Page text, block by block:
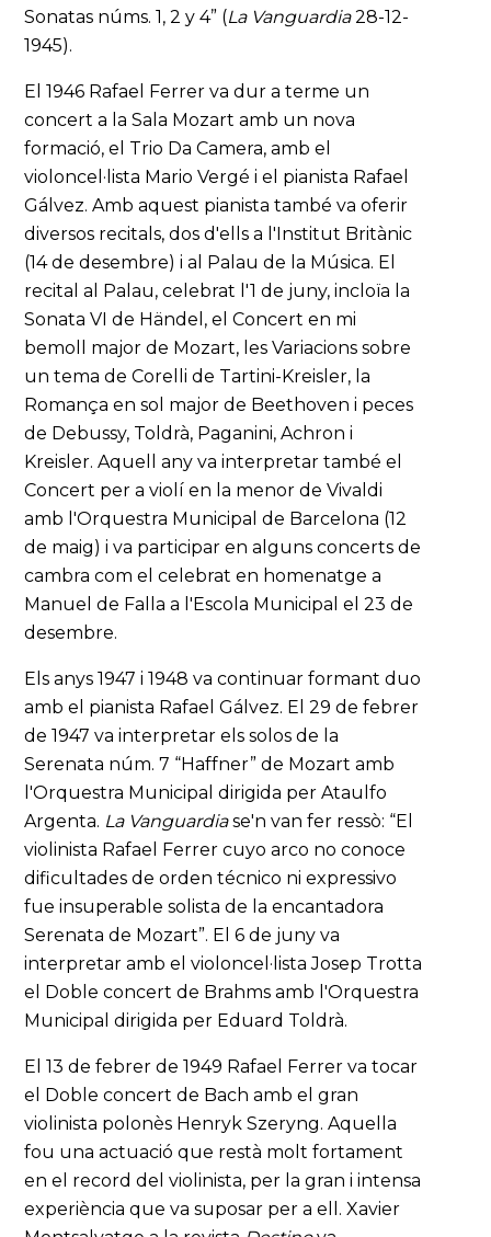
Sonatas núms. 1, 2 y 4” (La Vanguardia28-12-
1945).
El 1946 Rafael Ferrer va dur a terme un
concert a la Sala Mozart amb un nova
formació, el Trio Da Camera, amb el
violoncel·lista Mario Vergé i el pianista Rafael
Gálvez. Amb aquest pianista també va oferir
diversos recitals, dos d'ells a l'Institut Britànic
(14 de desembre) i al Palau de la Música. El
recital al Palau, celebrat l'1 de juny, incloïa la
Sonata VI de Händel, el Concert en mi
bemoll major de Mozart, les Variacions sobre
un tema de Corelli de Tartini-Kreisler, la
Romança en sol major de Beethoven i peces
de Debussy, Toldrà, Paganini, Achron i
Kreisler. Aquell any va interpretar també el
Concert per a violí en la menor de Vivaldi
amb l'Orquestra Municipal de Barcelona (12
de maig) i va participar en alguns concerts de
cambra com el celebrat en homenatge a
Manuel de Falla a l'Escola Municipal el 23 de
desembre.
Els anys 1947 i 1948 va continuar formant duo
amb el pianista Rafael Gálvez. El 29 de febrer
de 1947 va interpretar els solos de la
Serenata núm. 7 “Haffner” de Mozart amb
l'Orquestra Municipal dirigida per Ataulfo
Argenta. La Vanguardiase'n van fer ressò: “El
violinista Rafael Ferrer cuyo arco no conoce
dificultades de orden técnico ni expressivo
fue insuperable solista de la encantadora
Serenata de Mozart”. El 6 de juny va
interpretar amb el violoncel·lista Josep Trotta
el Doble concert de Brahms amb l'Orquestra
Municipal dirigida per Eduard Toldrà.
El 13 de febrer de 1949 Rafael Ferrer va tocar
el Doble concert de Bach amb el gran
violinista polonès Henryk Szeryng. Aquella
fou una actuació que restà molt fortament
en el record del violinista, per la gran i intensa
experiència que va suposar per a ell. Xavier